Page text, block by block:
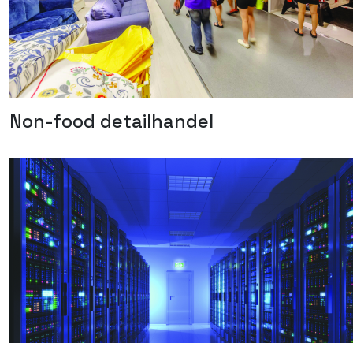
Non-food detailhandel